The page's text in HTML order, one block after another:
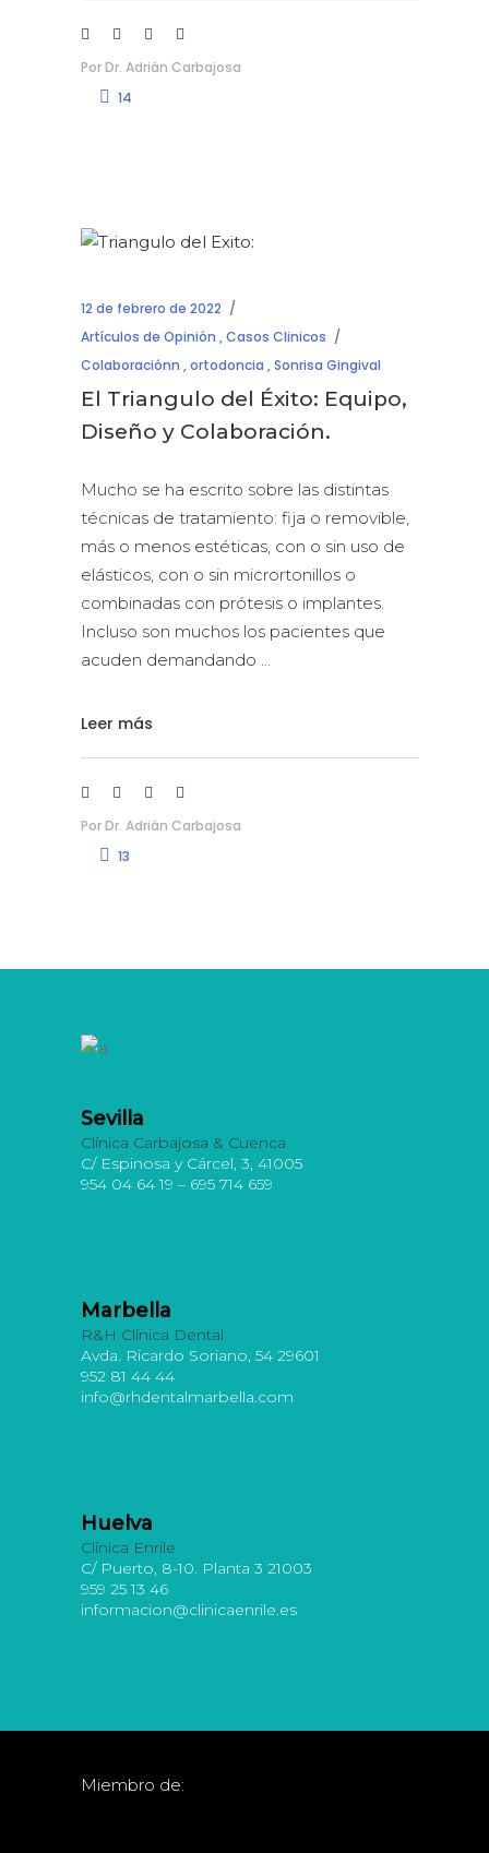
Por Dr. Adrián Carbajosa
14
12 de febrero de 2022
Artículos de Opinión ,Casos Clinicos
Colaboraciónn ,ortodoncia ,Sonrisa Gingival
El Triangulo del Éxito: Equipo,
Diseño y Colaboración.
Mucho se ha escrito sobre las distintas
técnicas de tratamiento: fija o removible,
más o menos estéticas, con o sin uso de
elásticos, con o sin micrortonillos o
combinadas con prótesis o implantes.
Incluso son muchos los pacientes que
acuden demandando
Leer más
Por Dr. Adrián Carbajosa
13
Sevilla
Clínica Carbajosa & Cuenca
C/ Espinosa y Cárcel, 3, 41005
954 04 64 19 – 695 714 659
Marbella
R&H Clínica Dental
Avda. Ricardo Soriano, 54 29601
952 81 44 44
info@rhdentalmarbella.com
Huelva
Clínica Enrile
C/ Puerto, 8-10. Planta 3 21003
959 25 13 46
informacion@clinicaenrile.es
Miembro de: